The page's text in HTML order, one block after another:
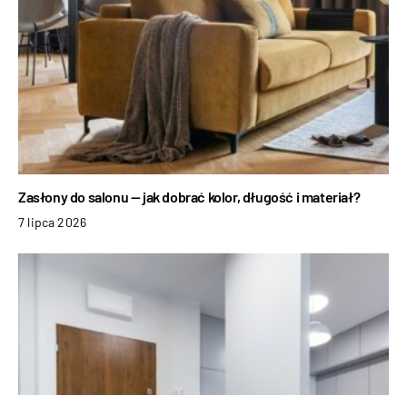
Zasłony do salonu — jak dobrać kolor, długość i materiał?
7 lipca 2026